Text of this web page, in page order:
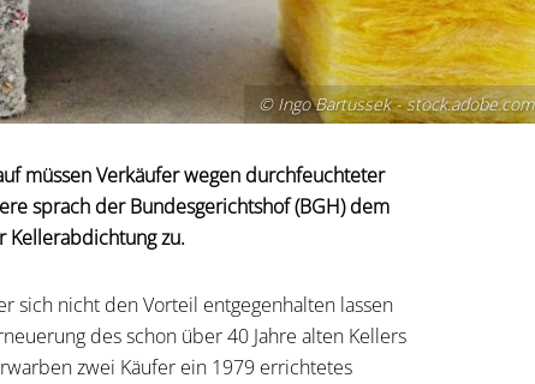
© Ingo Bartussek - stock.adobe.com
müssen Verkäufer wegen durchfeuchteter
sprach der Bundesgerichtshof (BGH) dem
Kellerabdichtung zu.
sich nicht den Vorteil entgegenhalten lassen
des schon über 40 Jahre alten Kellers
zwei Käufer ein 1979 errichtetes